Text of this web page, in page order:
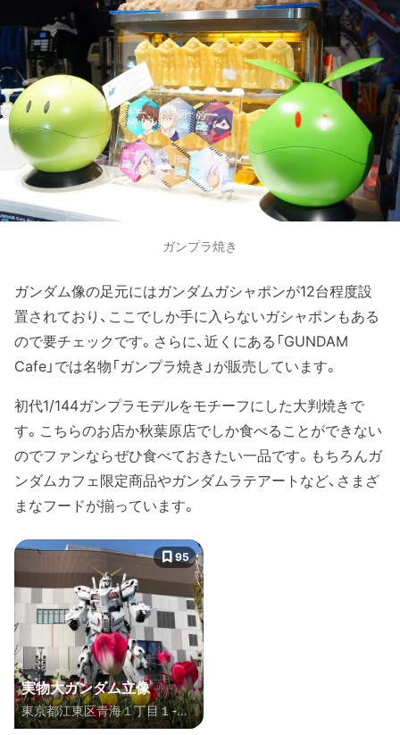
ガンプラ焼き
ガンダム像の足元にはガンダムガシャポンが12台程度設
置されており、ここでしか手に入らないガシャポンもある
ので要チェックです。さらに、近くにある「GUNDAM
Cafe」では名物「ガンプラ焼き」が販売しています。
初代1/144ガンプラモデルをモチーフにした大判焼きで
す。こちらのお店か秋葉原店でしか食べることができない
のでファンならぜひ食べておきたい一品です。もちろんガ
ンダムカフェ限定商品やガンダムラテアートなど、さまざ
まなフードが揃っています。
実物大ガンダム立像
東京都江東区青海１丁目１-１
０ ダイバーシティ東京 プラザ
95